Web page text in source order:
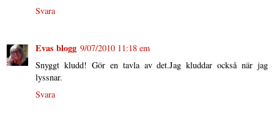
Svara
Evas blogg 9/07/2010 11:18 em
Snyggt kludd! Gör en tavla av det.Jag kluddar också när jag
lyssnar.
Svara